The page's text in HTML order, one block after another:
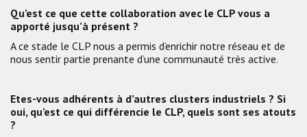
Qu’est ce que cette collaboration avec le CLP vous a
apporté jusqu’à présent ?
A ce stade le CLP nous a permis d’enrichir notre réseau et de
nous sentir partie prenante d’une communauté très active.
Etes-vous adhérents à d’autres clusters industriels ? Si
oui, qu’est ce qui différencie le CLP, quels sont ses atouts
?